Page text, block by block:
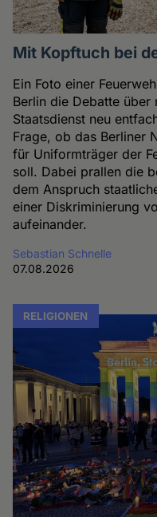
Mit Kopftuch bei
Ein Foto einer
Berlin die Debatte
Staatsdienst neu
Frage, ob das Berliner
für Uniformträger der
soll. Dabei prallen die
dem Anspruch
einer Diskriminierung
aufeinander.
Sebastian Schnelle
07.08.2026
RELIGIONEN